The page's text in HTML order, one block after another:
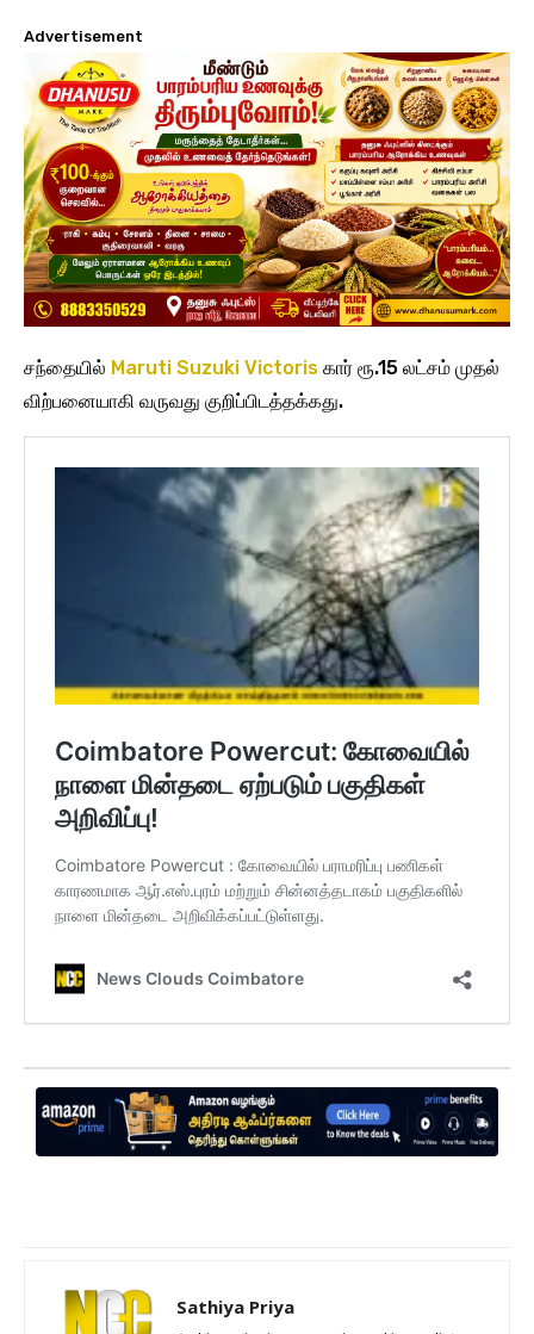
Advertisement
சந்தையில் Maruti Suzuki Victoris கார் ரூ.15 லட்சம் முதல்
விற்பனையாகி வருவது குறிப்பிடத்தக்கது.
Sathiya Priya